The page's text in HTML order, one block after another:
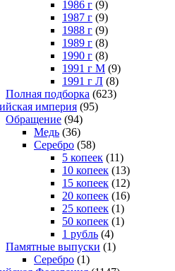
1986 г (9)
1987 г (9)
1988 г (9)
1989 г (8)
1990 г (8)
1991 г М (9)
1991 г Л (8)
Полная подборка (623)
империя (95)
Обращение (94)
Медь (36)
Серебро (58)
5 копеек (11)
10 копеек (13)
15 копеек (12)
20 копеек (16)
25 копеек (1)
50 копеек (1)
1 рубль (4)
Памятные выпуски (1)
Серебро (1)